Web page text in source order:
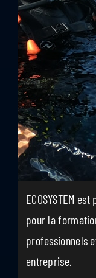
ECOSYSTEM
pour la
professionnels
entreprise.